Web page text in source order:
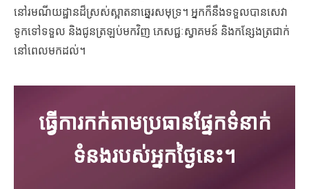
នៅរមណីយដ្ឋានដ៏ស្រស់ស្អាតនាឆ្នេរសមុទ្រ។ អ្នកក៏នឹងទទួលបានសេវា
ទូកទៅទទួល និងជូនត្រឡប់មកវិញ ភេសជ្ជៈស្វាគមន៍ និងកន្សែងត្រជាក់
នៅពេលមកដល់។
ធ្វើការកក់តាមប្រធានផ្នែកទំនាក់
ទំនងរបស់អ្នកថ្ងៃនេះ។